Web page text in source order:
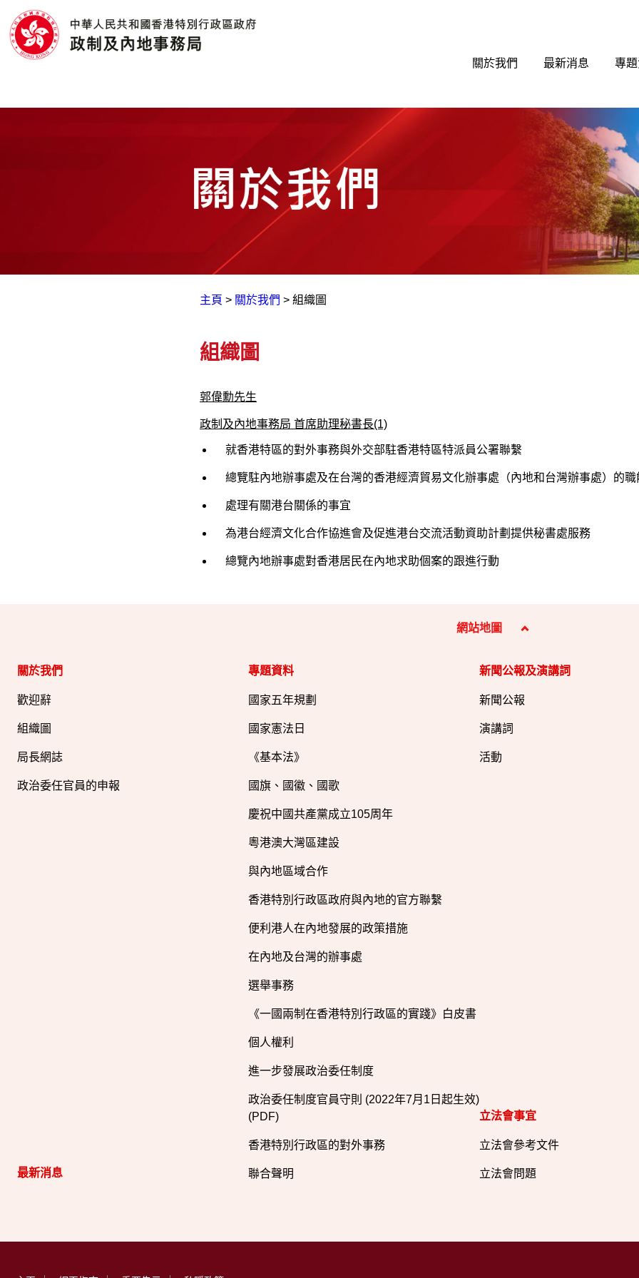
關於我們 最新消息 專
主頁 > 關於我們 > 組織圖
組織圖
郭偉勳先生
政制及內地事務局 首席助理秘書長(1)
就香港特區的對外事務與外交部駐香港特區特派員公署聯繫
總覽駐內地辦事處及在台灣的香港經濟貿易文化辦事處（內地和台灣辦事處）的
處理有關港台關係的事宜
為港台經濟文化合作協進會及促進港台交流活動資助計劃提供秘書處服務
總覽內地辦事處對香港居民在內地求助個案的跟進行動
網站地圖
關於我們
歡迎辭
組織圖​
局長網誌
政治委任官員的申報
最新消息
專題資料
國家五年規劃
國家憲法日
《基本法》
國旗、國徽、國歌
慶祝中國共產黨成立105周年
粵港澳大灣區建設
與內地區域合作
香港特別行政區政府與內地的官方聯繫
便利港人在內地發展的政策措施
在內地及台灣的辦事處
選舉事務
《一國兩制在香港特別行政區的實踐》白皮書
個人權利
進一步發展政治委任制度
政治委任制度官員守則 (2022年7月1日起生效)
(PDF)
香港特別行政區的對外事務
聯合聲明
新聞公報及演講詞
新聞公報
演講詞
活動
立法會事宜
立法會參考文件
立法會問題